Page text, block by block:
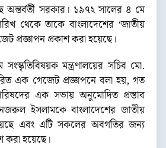
সরকার। ১৯৭২ সালের ৪ মে
থেকে তাকে বাংলাদেশের ‘জাতীয়
প্রজ্ঞাপন প্রকাশ করা হয়েছে।
সংস্কৃতিবিষয়ক মন্ত্রণালয়ের সচিব মো.
এক গেজেট প্রজ্ঞাপনে বলা হয়, গত
এক সভায় অনুমোদিত প্রস্তাব
ইসলামকে বাংলাদেশের জাতীয়
এবং এটি সকলের অবগতির জন্য
হয়েছে।